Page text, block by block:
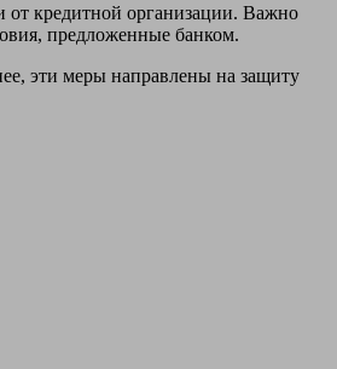
от кредитной организации. Важно
предложенные банком.
эти меры направлены на защиту